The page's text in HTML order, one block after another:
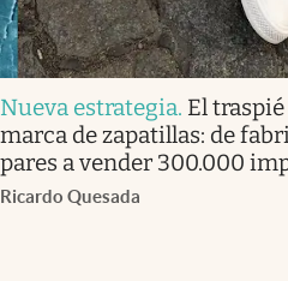
Nueva estrategia. El traspié
marca de zapatillas: de
pares a vender 300.000
Ricardo Quesada